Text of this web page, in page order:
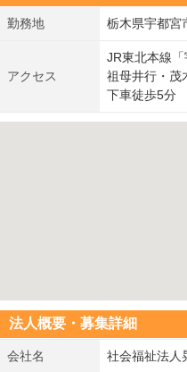
勤務地 栃木県宇都宮
アクセス
JR東北本線
祖母井行・茂
下車徒歩5分
法人概要・募集詳細
会社名 社会福祉法人